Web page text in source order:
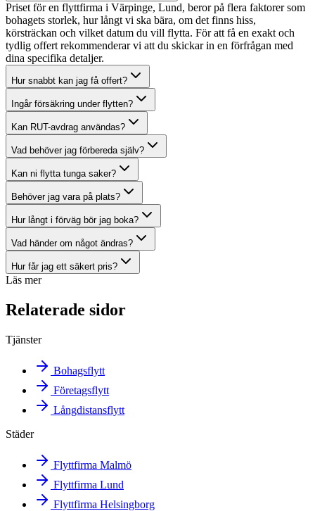
Priset för en flyttfirma i Värpinge, Lund, beror på flera faktorer som
bohagets storlek, hur långt vi ska bära, om det finns hiss,
körsträckan och vilket datum du vill flytta. För att få en exakt och
tydlig offert rekommenderar vi att du skickar in en förfrågan med
dina specifika detaljer.
Hur snabbt kan jag få offert?
Ingår försäkring under flytten?
Kan RUT-avdrag användas?
Vad behöver jag förbereda själv?
Kan ni flytta tunga saker?
Behöver jag vara på plats?
Hur långt i förväg bör jag boka?
Vad händer om något ändras?
Hur får jag ett säkert pris?
Läs mer
Relaterade sidor
Tjänster
Bohagsflytt
Företagsflytt
Långdistansflytt
Städer
Flyttfirma Malmö
Flyttfirma Lund
Flyttfirma Helsingborg